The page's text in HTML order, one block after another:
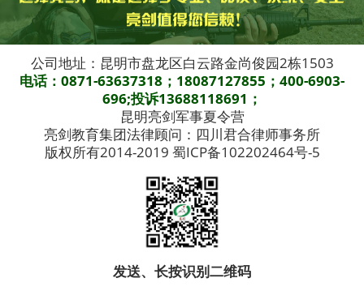
公司地址：昆明市盘龙区白云路金尚俊园2栋1503
电话：0871-63637318；18087127855；400-6903-
696;投诉13688118691；
昆明亮剑军事夏令营
亮剑教育集团法律顾问：四川君合律师事务所
版权所有2014-2019 蜀ICP备102202464号-5
发送、长按识别二维码